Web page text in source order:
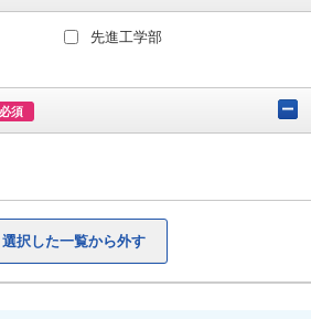
先進工学部
必須
選択した一覧から外す